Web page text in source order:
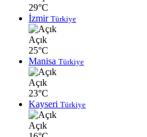
29°C
İzmir Türkiye
Açık
25°C
Manisa Türkiye
Açık
23°C
Kayseri Türkiye
Açık